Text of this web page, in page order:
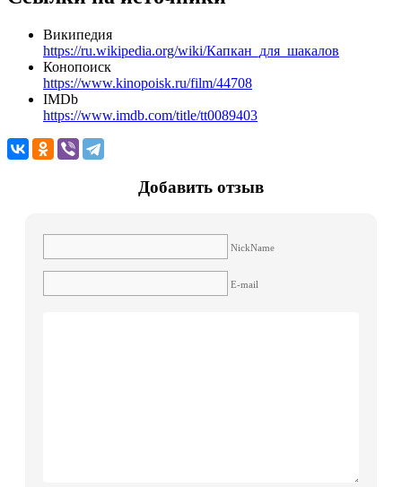
Википедия
https://ru.wikipedia.org/wiki/Капкан_для_шакалов
Конопоиск
https://www.kinopoisk.ru/film/44708
IMDb
https://www.imdb.com/title/tt0089403
Добавить отзыв
NickName
E-mail